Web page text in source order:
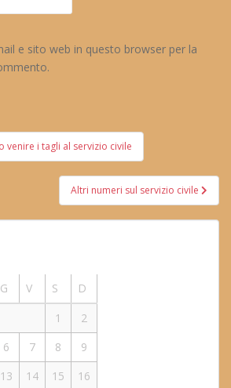
e sito web in questo browser per la
venire i tagli al servizio civile
Altri numeri sul servizio civile
G V S
D
1
2
6 7 8
9
13 14 15 16